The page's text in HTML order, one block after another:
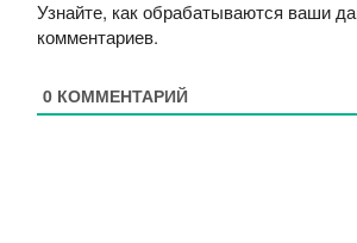
Узнайте, как обрабатываются ваши
комментариев.
0 КОММЕНТАРИЙ